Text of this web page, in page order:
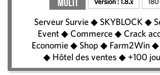
Version :1.8.x
Serveur Survie ◆ SKYBLOCK ◆
Event ◆ Commerce ◆ Crack
Economie ◆ Shop ◆ Farm2Win
◆ Hôtel des ventes ◆ +100